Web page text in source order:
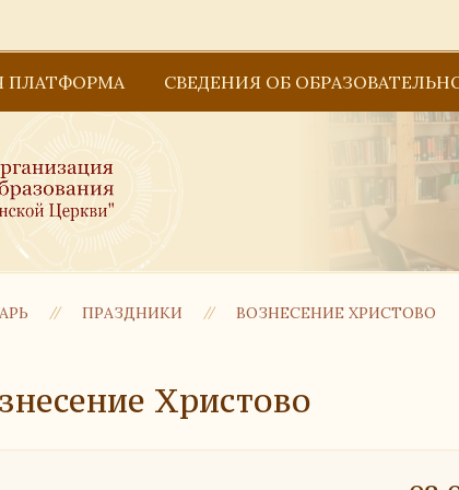
ПЛАТФОРМА СВЕДЕНИЯ ОБ
Структура и органы
Документы
ПРАЗДНИКИ ВОЗНЕСЕНИЕ ХРИСТОВО
Христово